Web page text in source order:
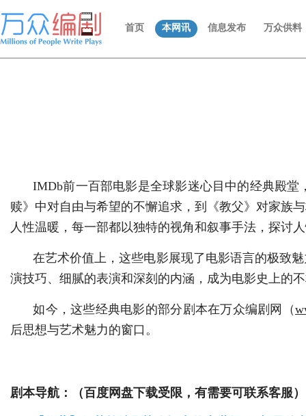
首页 本网讯 信息发布 万众供料
IMDb前一百部电影是全球影迷心目中的经典殿
赎》中对自由与希望的不懈追求，到《教父》对家族
人性温暖，每一部都以独特的视角和叙事手法，探讨
在艺术价值上，这些电影展现了电影语言的极致
演技巧、细腻的表演和深刻的内涵，成为电影史上的
如今，这些经典电影的部分剧本在万众编剧网（
后思想与艺术魅力的窗口。
剧本导航：（百度网盘下载受限，有需要可联系客服）